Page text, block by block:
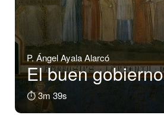
P. Ángel Ayala Alarcó
El buen gobierno
⏱️ 3m 39s